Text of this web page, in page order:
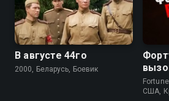
8.2
В августе 44го
2000, Беларусь, Боевик
США,